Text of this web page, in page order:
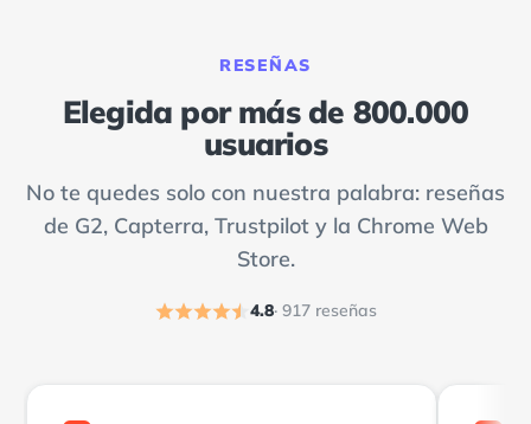
RESEÑAS
Elegida por más de 800.000
usuarios
No te quedes solo con nuestra palabra: reseñas
de G2, Capterra, Trustpilot y la Chrome Web
Store.
4.8· 917 reseñas